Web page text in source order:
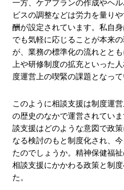
一方、ケアプランの作成やヘ
ビスの調整などは労力を量り
酬が設定されています。私自
でも気軽に応じることが本来
が、業務の標準化の流れとと
上や研修制度の拡充といった
度運営上の喫緊の課題となって
このように相談支援は制度運
の歴史のなかで運営されてい
談支援はどのような意図で政
なる検討のもと制度化され、
たのでしょうか。精神保健福祉
相談支援にかかわる政策と制
た。